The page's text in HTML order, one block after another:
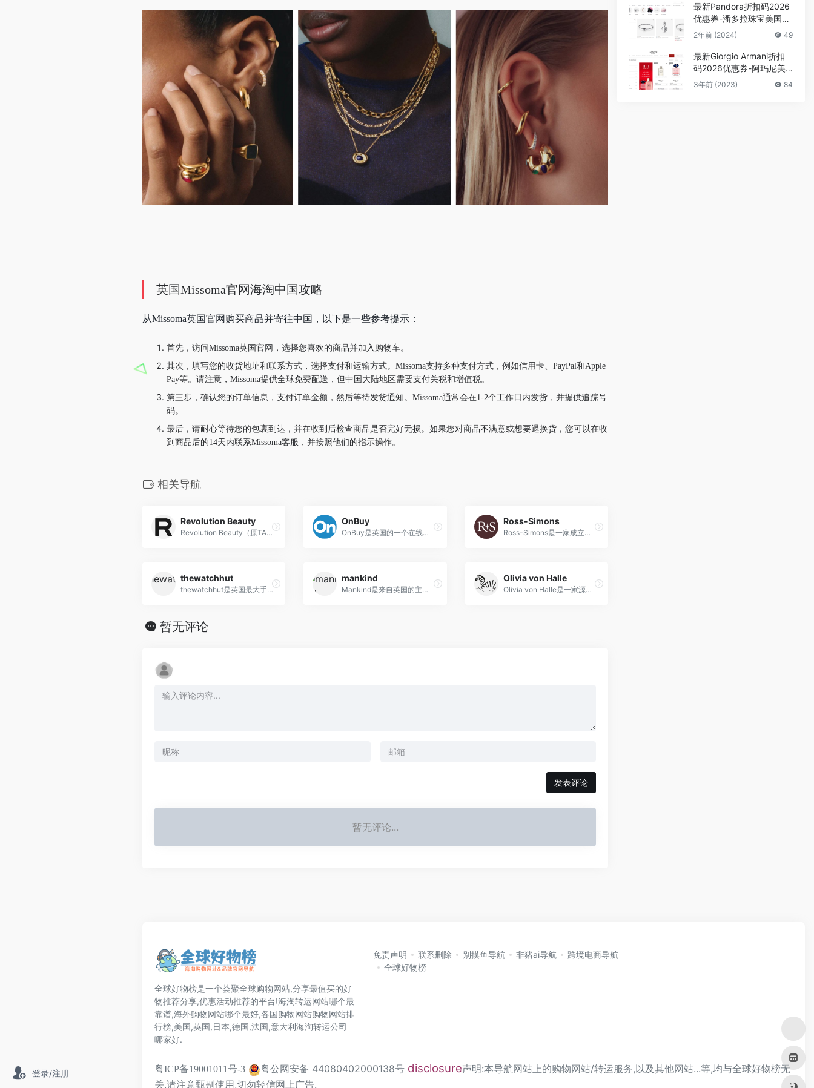
登录/注册
英国Missoma官网海淘中国攻略
从Missoma英国官网购买商品并寄往中国，以下是一些参考提示：
首先，访问Missoma英国官网，选择您喜欢的商品并加入购物车。
其次，填写您的收货地址和联系方式，选择支付和运输方式。Missoma支持多种支付方式，例如信用卡、PayPal和Apple
Pay等。请注意，Missoma提供全球免费配送，但中国大陆地区需要支付关税和增值税。
第三步，确认您的订单信息，支付订单金额，然后等待发货通知。Missoma通常会在1-2个工作日内发货，并提供追踪号
码。
最后，请耐心等待您的包裹到达，并在收到后检查商品是否完好无损。如果您对商品不满意或想要退换货，您可以在收
到商品后的14天内联系Missoma客服，并按照他们的指示操作。
相关导航
Revolution Beauty
Revolution Beauty（原TAM Beauty）是英国知名护肤品网站，主要开发、生产以及销售各类化妆品，护肤和护发产品。
OnBuy
OnBuy是英国的一个在线市场，提供商品丰富、价格低廉、购物便捷、多种支付方式等服务。
Ross-Simons
Ross-Simons是一家成立于1952年的美国知名珠宝和礼品零售商，以提供高质量珠宝首饰和贵重石饰品为主，并以合理价格和丰富选择吸引顾客。
thewatchhut
thewatchhut是英国最大手表网站
mankind
Mankind是来自英国的主打美妆护肤产品在线零售商城，在线销售彩妆护肤品、美发产品、剃须修颜产品、身体护理产品、家居用品及香氛等。
Olivia von Halle
Olivia von Halle是一家源自英国的高端睡衣和家居服品牌，以精致的丝绸面料与优雅剪裁融合，为现代女性带来舒适与品质兼具的家居时尚体验。
暂无评论
发表评论
暂无评论...
最新Pandora折扣码2026
优惠券-潘多拉珠宝美国官
网精选首饰低至3折促销
2年前 (2024) 49
最新Giorgio Armani折扣
码2026优惠券-阿玛尼美
国官网开启双11全场75折
3年前 (2023) 84
全球好物榜是一个荟聚全球购物网站,分享最值买的好
物推荐分享,优惠活动推荐的平台!海淘转运网站哪个最
靠谱,海外购物网站哪个最好,各国购物网站购物网站排
行榜,美国,英国,日本,德国,法国,意大利海淘转运公司
哪家好.
免责声明 联系删除 别摸鱼导航 非猪ai导航
跨境电商导航
全球好物榜
粤ICP备19001011号-3 粤公网安备 44080402000138号 disclosure声明:本导航网站上的购物网站/转运服务,以及其他网站...等,均与全球好物榜无
关,请注意甄别使用,切勿轻信网上广告.